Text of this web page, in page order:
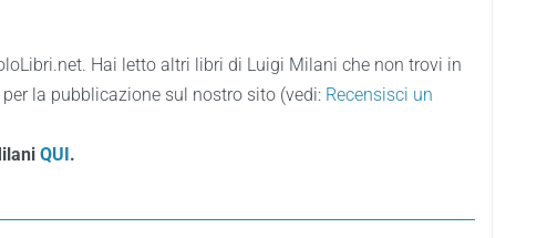
Hai letto altri libri di Luigi Milani che non trovi in
la pubblicazione sul nostro sito (vedi: Recensisci un
QUI.